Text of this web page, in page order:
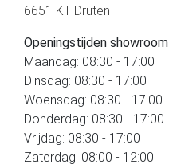
6651 KT Druten
Openingstijden showroom
Maandag: 08:30 - 17:00
Dinsdag: 08:30 - 17:00
Woensdag: 08:30 - 17:00
Donderdag: 08:30 - 17:00
Vrijdag: 08:30 - 17:00
Zaterdag: 08:00 - 12:00